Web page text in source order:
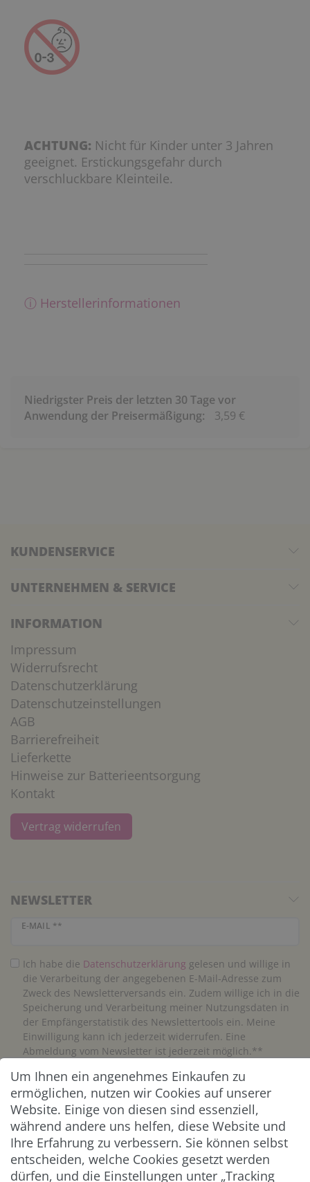
ACHTUNG: Nicht für Kinder unter 3 Jahren
geeignet. Erstickungsgefahr durch
verschluckbare Kleinteile.
ⓘ Herstellerinformationen
Niedrigster Preis der letzten 30 Tage vor
Anwendung der Preisermäßigung:
3,59 €
KUNDENSERVICE
UNTERNEHMEN & SERVICE
INFORMATION
Impressum
Widerrufsrecht
Datenschutzerklärung
Datenschutzeinstellungen
AGB
Barrierefreiheit
Lieferkette
Hinweise zur Batterieentsorgung
Kontakt
Vertrag widerrufen
NEWSLETTER
E-MAIL **
Newsletter Honig
Ich habe die Daten­schutz­erklärung gelesen und willige in
die Verarbeitung der angegebenen E-Mail-Adresse zum
Zweck des Newsletterversands ein. Zudem willige ich in die
Speicherung und Verarbeitung meiner Nutzungsdaten in
der Empfängerstatistik des Newslettertools ein. Meine
Einwilligung kann ich jederzeit widerrufen. Eine
Abmeldung vom Newsletter ist jederzeit möglich.**
Abonnieren
** Hierbei handelt es sich um ein Pflichtfeld.
ZAHLUNG & VERSAND
Um Ihnen ein angenehmes Einkaufen zu
ermöglichen, nutzen wir Cookies auf unserer
Website. Einige von diesen sind essenziell,
während andere uns helfen, diese Website und
Ihre Erfahrung zu verbessern. Sie können selbst
entscheiden, welche Cookies gesetzt werden
dürfen, und die Einstellungen unter „Tracking